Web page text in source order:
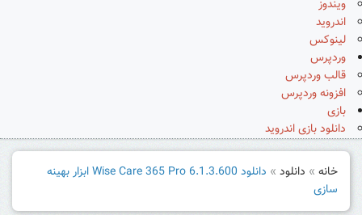
ویندوز
اندروید
لینوکس
وردپرس
قالب وردپرس
افزونه وردپرس
بازی
دانلود بازی اندروید
خانه » دانلود »
دانلود Wise Care 365 Pro 6.1.3.600 ابزار بهینه
سازی